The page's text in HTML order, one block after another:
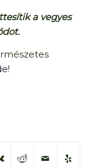
a vegyes
!